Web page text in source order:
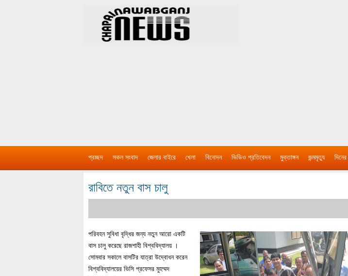
প্রচ্ছদ সকল সংবাদ জেলার বাইরে খেলা বিনোদন ভিডিও প্রতিবেদন মুক্তাঙ্গন জন্মমৃত্যু
রাবিতে নতুন বাস চালু
পরিবহন সুবিধা বৃদ্ধির জন্য নতুন আরো একটি
বাস চালু করেছে রাজশাহী বিশ্ববিদ্যালয় ।
সোমবার সকালে বাসটির যাত্রা উদ্বোধন করেন
বিশ্ববিদ্যালয়ের ভিসি প্রফেসর মুহম্মদ